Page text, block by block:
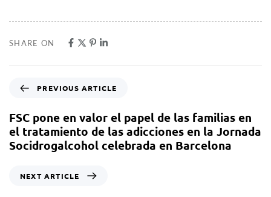
SHARE ON
PREVIOUS ARTICLE
FSC pone en valor el papel de las familias en
el tratamiento de las adicciones en la Jornada
Socidrogalcohol celebrada en Barcelona
NEXT ARTICLE